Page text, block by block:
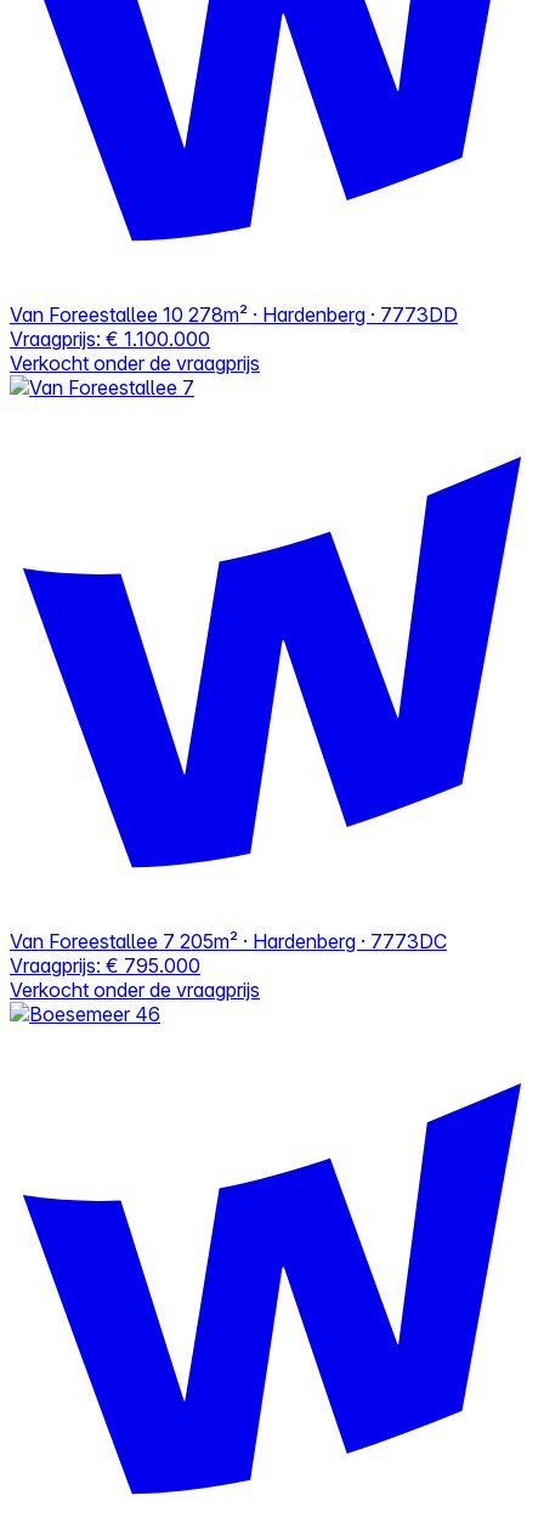
Van Foreestallee 10 278m² · Hardenberg · 7773DD
Vraagprijs: € 1.100.000
Verkocht onder de vraagprijs
Van Foreestallee 7 205m² · Hardenberg · 7773DC
Vraagprijs: € 795.000
Verkocht onder de vraagprijs